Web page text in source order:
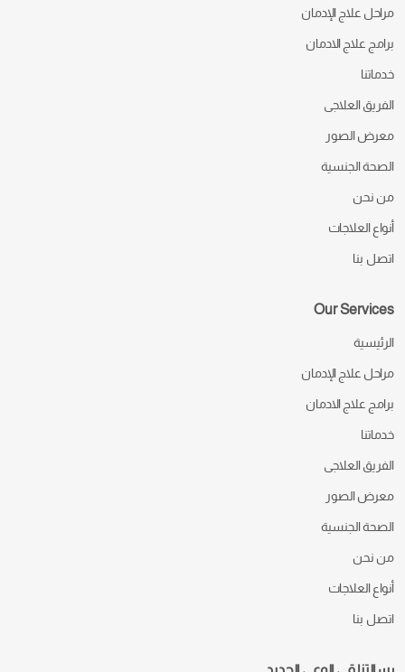
مراحل علاج الإدمان
برامج علاج الادمان
خدماتنا
الفريق العلاجى
معرض الصور
الصحة الجنسية
من نحن
أنواع العلاجات
اتصل بنا
Our Services
الرئيسية
مراحل علاج الإدمان
برامج علاج الادمان
خدماتنا
الفريق العلاجى
معرض الصور
الصحة الجنسية
من نحن
أنواع العلاجات
اتصل بنا